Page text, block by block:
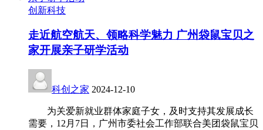
创新科技
走近航空航天、领略科学魅力 广州袋鼠宝贝之
家开展亲子研学活动
科创之家 2024-12-10
为关爱新就业群体家庭子女，及时支持其发展成长
需要，12月7日，广州市委社会工作部联合美团袋鼠宝贝